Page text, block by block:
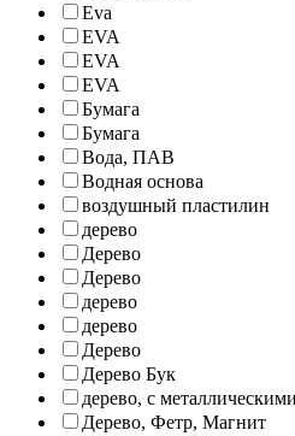
Eva
EVA
EVA
EVA
Бумага
Бумага
Вода, ПАВ
Водная основа
воздушный пластилин
дерево
Дерево
Дерево
дерево
дерево
Дерево
Дерево Бук
дерево, с
Дерево, Фетр, Магнит